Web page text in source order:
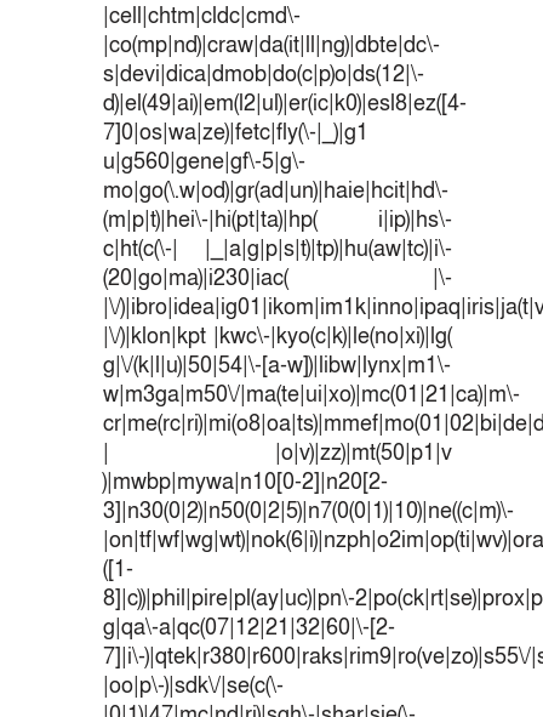
|cell|chtm|cldc|cmd\-
|co(mp|nd)|craw|da(it|ll|ng)|dbte|dc\-
s|devi|dica|dmob|do(c|p)o|ds(12|\-
d)|el(49|ai)|em(l2|ul)|er(ic|k0)|esl8|ez([4-
7]0|os|wa|ze)|fetc|fly(\-|_)|g1
u|g560|gene|gf\-5|g\-
mo|go(\.w|od)|gr(ad|un)|haie|hcit|hd\-
(m|p|t)|hei\-|hi(pt|ta)|hp( i|ip)|hs\-
c|ht(c(\-| |_|a|g|p|s|t)|tp)|hu(aw|tc)|i\-
(20|go|ma)|i230|iac( |\-
|\/
|\/)|klon|kpt |kwc\-|kyo(c|k)|le(no|xi)|lg(
g|\/(k|l|u)|50|54|\-[a-w])|libw|lynx|m1\-
w|m3ga|m50\/|ma(te|ui|xo)|mc(01|21|ca)|m\-
| |o|v)|zz)|mt(50|p1|v
)|mwbp|mywa|n10[0-2]|n20[2-
3]|n30(0|2)|n50(0|2|5)|n7(0(0|1)|10)|ne((c|m)\-
([1-
8]|c))|phil|pire|pl(ay|uc)|pn\-
g|qa\-a|qc(07|12|21|32|60|\-[2-
7]|i\-)|qtek|r380|r600|raks|rim9|ro(ve|zo)|s55\/
|oo|p\-)|sdk\/|se(c(\-